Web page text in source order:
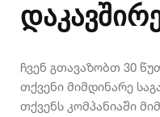
ჩვენ გთავაზობთ 30
თქვენი მიმდინარე
თქვენს კომპანიაში